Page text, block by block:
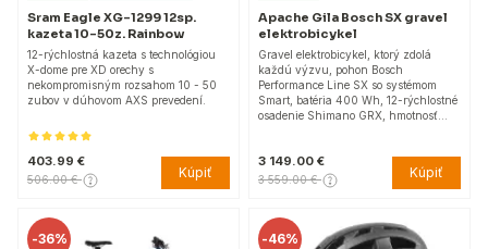
Sram Eagle XG-1299 12sp.
kazeta 10-50z. Rainbow
12-rýchlostná kazeta s technológiou
X-dome pre XD orechy s
nekompromisným rozsahom 10 - 50
zubov v dúhovom AXS prevedení.
403.99 €
506.00 € Kúpiť
Apache Gila Bosch SX gravel
elektrobicykel
Gravel elektrobicykel, ktorý zdolá
každú výzvu, pohon Bosch
Performance Line SX so systémom
Smart, batéria 400 Wh, 12-rýchlostné
osadenie Shimano GRX, hmotnosť…
3 149.00 €
3 559.00 € Kúpiť
-36% -46%